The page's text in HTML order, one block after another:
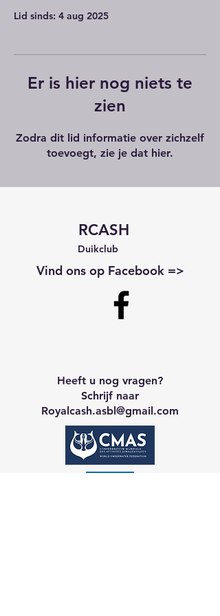
Lid sinds: 4 aug 2025
Er is hier nog niets te
zien
Zodra dit lid informatie over zichzelf
toevoegt, zie je dat hier.
RCASH
Duikclub
Vind ons op Facebook =>
Heeft u nog vragen?
Schrijf naar
Royalcash.asbl@gmail.com